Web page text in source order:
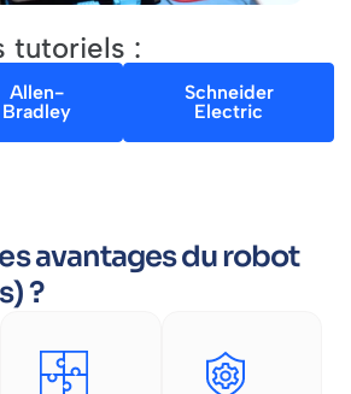
tutoriels :
Allen-
Bradley
Schneider
Electric
avantages du robot
?